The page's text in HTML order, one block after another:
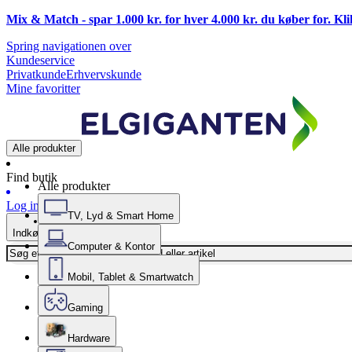
Mix & Match - spar 1.000 kr. for hver 4.000 kr. du køber for.
Spring navigationen over
Kundeservice
PrivatkundeErhvervskunde
Mine favoritter
Alle produkter
Find butik
Log ind
Indkøbskurv
Alle produkter
TV, Lyd & Smart Home
Computer & Kontor
Mobil, Tablet & Smartwatch
Gaming
Hardware